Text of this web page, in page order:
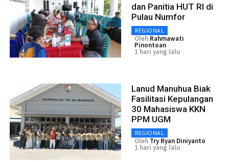
dan Panitia HUT RI di
Pulau Numfor
REGIONAL
Oleh Rahmawati
Pinontoan
1 hari yang lalu
Lanud Manuhua Biak
Fasilitasi Kepulangan
30 Mahasiswa KKN
PPM UGM
REGIONAL
Oleh Try Ryan Diniyanto
1 hari yang lalu